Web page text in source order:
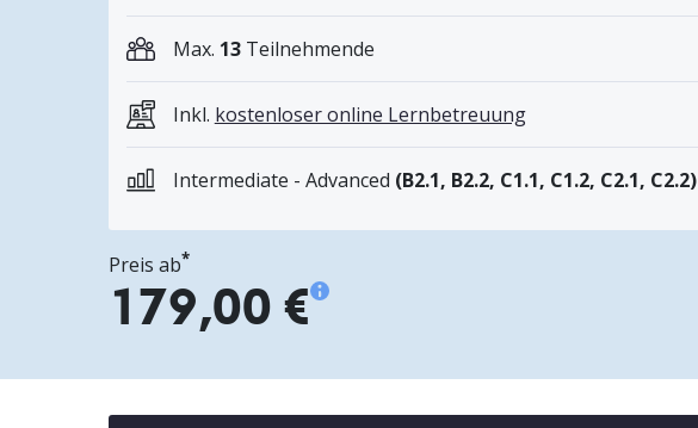
Max. 13Teilnehmende
Inkl. kostenloser online Lernbetreuung
Intermediate - Advanced (B2.1, B2.2, C1.1, C1.2, C2.1, C2.2)
Preis ab*
179,00 €